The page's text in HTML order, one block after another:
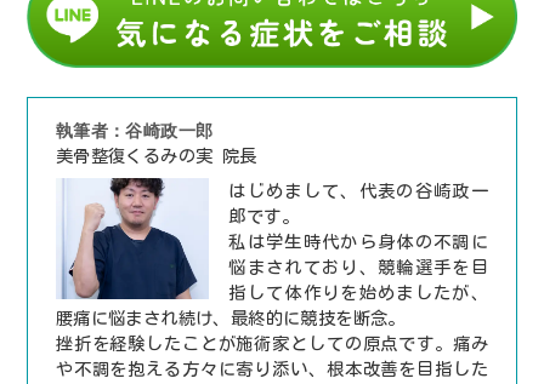
執筆者：谷崎政一郎
美骨整復くるみの実 院長
はじめまして、代表の谷崎政一
郎です。
私は学生時代から身体の不調に
悩まされており、競輪選手を目
指して体作りを始めましたが、
腰痛に悩まされ続け、最終的に競技を断念。
挫折を経験したことが施術家としての原点です。痛み
や不調を抱える方々に寄り添い、根本改善を目指した